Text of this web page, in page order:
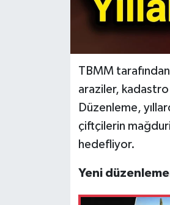
TBMM
araziler,
Düzenleme,
çiftçilerin
hedefliyor.
Yeni
Resmî ilanlar